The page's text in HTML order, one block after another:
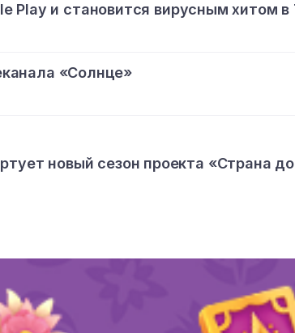
Play и становится вирусным хитом в
«Солнце»
новый сезон проекта «Страна